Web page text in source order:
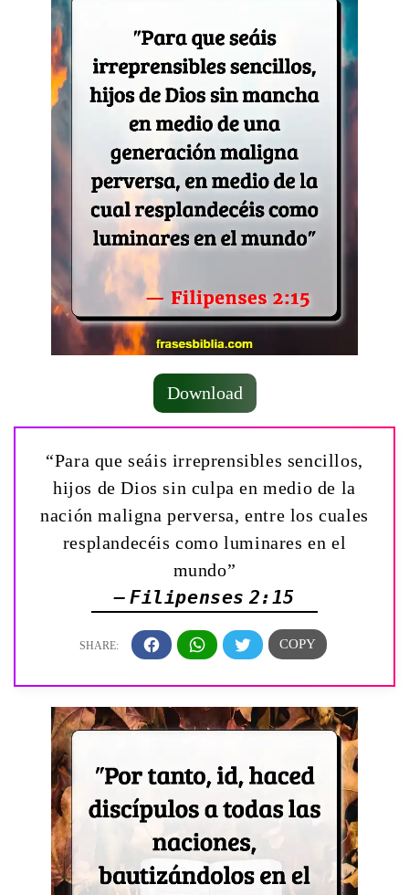
Download
“Para que seáis irreprensibles sencillos,
hijos de Dios sin culpa en medio de la
nación maligna perversa, entre los cuales
resplandecéis como luminares en el
mundo”
— Filipenses 2:15